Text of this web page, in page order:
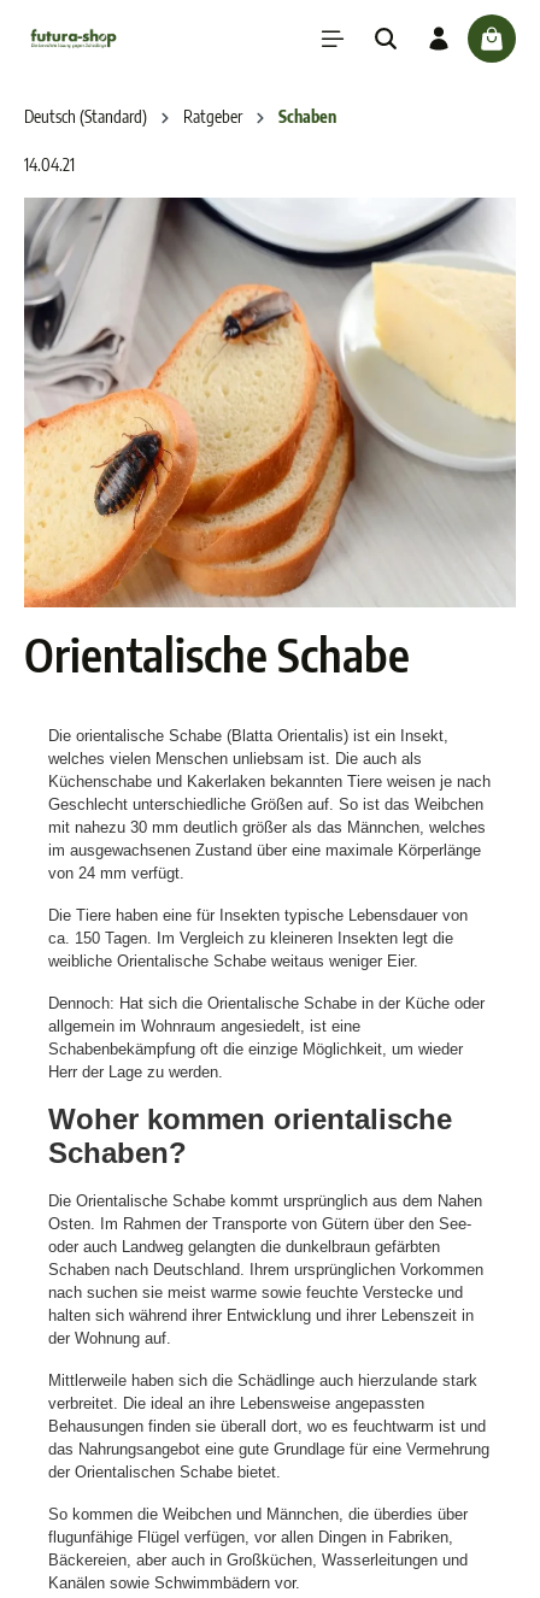
springen
Deutsch (Standard) Ratgeber Schaben
14.04.21
Orientalische Schabe
Die orientalische Schabe (Blatta Orientalis) ist ein Insekt,
welches vielen Menschen unliebsam ist. Die auch als
Küchenschabe und Kakerlaken bekannten Tiere weisen je nach
Geschlecht unterschiedliche Größen auf. So ist das Weibchen
mit nahezu 30 mm deutlich größer als das Männchen, welches
im ausgewachsenen Zustand über eine maximale Körperlänge
von 24 mm verfügt.
Die Tiere haben eine für Insekten typische Lebensdauer von
ca. 150 Tagen. Im Vergleich zu kleineren Insekten legt die
weibliche Orientalische Schabe weitaus weniger Eier.
Dennoch: Hat sich die Orientalische Schabe in der Küche oder
allgemein im Wohnraum angesiedelt, ist eine
Schabenbekämpfung oft die einzige Möglichkeit, um wieder
Herr der Lage zu werden.
Woher kommen orientalische
Schaben?
Die Orientalische Schabe kommt ursprünglich aus dem Nahen
Osten. Im Rahmen der Transporte von Gütern über den See-
oder auch Landweg gelangten die dunkelbraun gefärbten
Schaben nach Deutschland. Ihrem ursprünglichen Vorkommen
nach suchen sie meist warme sowie feuchte Verstecke und
halten sich während ihrer Entwicklung und ihrer Lebenszeit in
der Wohnung auf.
Mittlerweile haben sich die Schädlinge auch hierzulande stark
verbreitet. Die ideal an ihre Lebensweise angepassten
Behausungen finden sie überall dort, wo es feuchtwarm ist und
das Nahrungsangebot eine gute Grundlage für eine Vermehrung
der Orientalischen Schabe bietet.
So kommen die Weibchen und Männchen, die überdies über
flugunfähige Flügel verfügen, vor allen Dingen in Fabriken,
Bäckereien, aber auch in Großküchen, Wasserleitungen und
Kanälen sowie Schwimmbädern vor.